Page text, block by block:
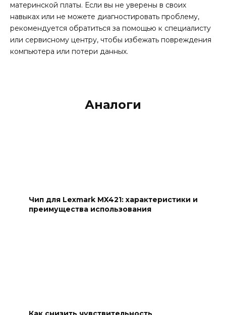
материнской платы. Если вы не уверены в своих
навыках или не можете диагностировать проблему,
рекомендуется обратиться за помощью к специалисту
или сервисному центру, чтобы избежать повреждения
компьютера или потери данных.
Аналоги
Чип для Lexmark MX421: характеристики и
преимущества использования